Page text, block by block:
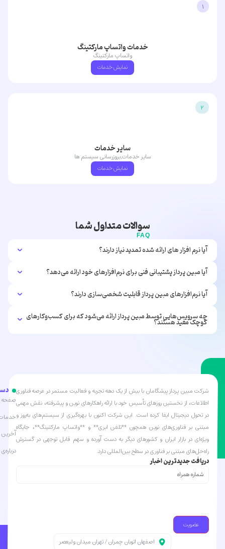
خدمات واتساپ مارکتینگ
واتساپ مارکتینگ
نمایش خدمات
1
سایر خدمات
سایر خدمات,بروزرسانی سیستم ها
نمایش خدمات
2
سوالات متداول شما
FAQ
آیا نرم افزار های ارائه شده تمدید نیاز دارند؟
آیا مبین پرداز پشتیبانی فنی برای نرم‌افزارهای خود ارائه می‌دهد؟
آیا نرم‌افزارهای مبین پرداز قابلیت شخصی‌سازی دارند؟
چه سرویس‌هایی توسط مبین پرداز ارائه می‌شود که برای کسب‌وکارهای
کوچک مفید هستند؟
شرکت مبین پرداز پیشگامان با بیش از یک دهه تجربه و فعالیت مستمر در عرصه فناوری
اطلاعات، از نخستین روزهای تأسیس خود با ارائه راهکارهای نوین و پیشرفته، نقش مهمی
در تحول دیجیتال ایفا کرده است. این شرکت اکنون با بهره‌گیری از سیستم‌های به‌روز و
مبتنی بر فناوری‌های نوین همچون **تلفن ابری** و **واتساپ مارکتینگ**، جایگاه
ویژه‌ای در بازار ایران و کشورهای دیگر به دست آورده و سهم قابل توجهی در گسترش
راه‌حل‌های مبتنی بر فناوری در سطح بین‌المللی دارد.
صفحه
آخرین
دریافت جدیدترین اخبار
شمارههمراه(Required)
اصفهان اتوبان چمران / تهران میدان ولیعصر